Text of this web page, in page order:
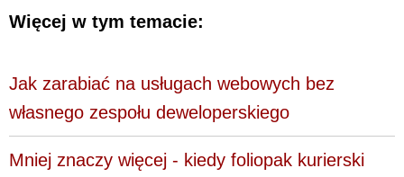
Więcej w tym temacie:
Jak zarabiać na usługach webowych bez
własnego zespołu deweloperskiego
Mniej znaczy więcej - kiedy foliopak kurierski